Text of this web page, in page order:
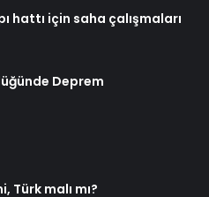
hattı için saha çalışmaları
Deprem
Türk malı mı?